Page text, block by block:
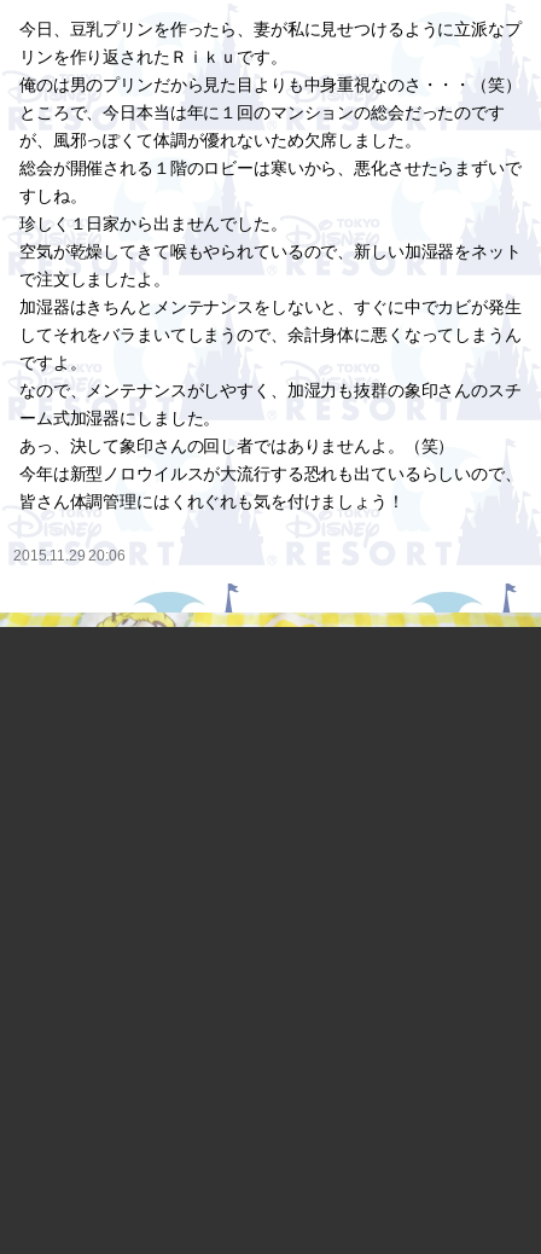
今日、豆乳プリンを作ったら、妻が私に見せつけるように立派なプ
リンを作り返されたＲｉｋｕです。
俺のは男のプリンだから見た目よりも中身重視なのさ・・・（笑）
ところで、今日本当は年に１回のマンションの総会だったのです
が、風邪っぽくて体調が優れないため欠席しました。
総会が開催される１階のロビーは寒いから、悪化させたらまずいで
すしね。
珍しく１日家から出ませんでした。
空気が乾燥してきて喉もやられているので、新しい加湿器をネット
で注文しましたよ。
加湿器はきちんとメンテナンスをしないと、すぐに中でカビが発生
してそれをバラまいてしまうので、余計身体に悪くなってしまうん
ですよ。
なので、メンテナンスがしやすく、加湿力も抜群の象印さんのスチ
ーム式加湿器にしました。
あっ、決して象印さんの回し者ではありませんよ。（笑）
今年は新型ノロウイルスが大流行する恐れも出ているらしいので、
皆さん体調管理にはくれぐれも気を付けましょう！
2015.11.29 20:06